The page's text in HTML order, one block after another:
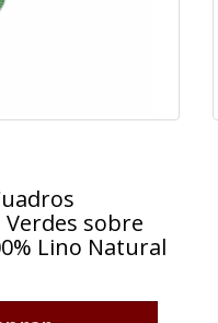
Cuadros
Verdes sobre
Lino Natural
Verdes sobre
Lino Natural